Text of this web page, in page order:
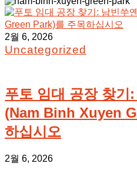
2월 6, 2026
Uncategorized
푸토 임대 공장 찾기
(Nam Binh Xuyen
하십시오
2월 6, 2026